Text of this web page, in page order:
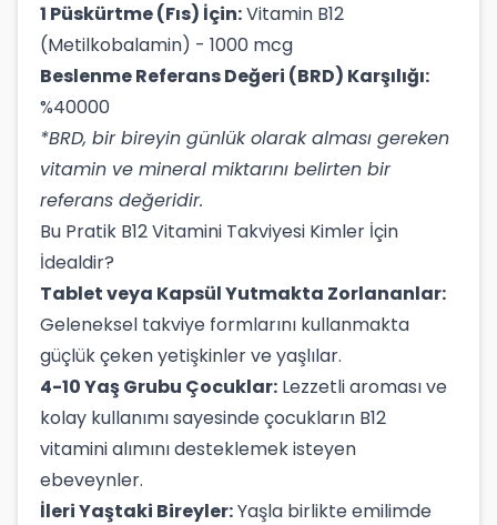
1 Püskürtme (Fıs) İçin:Vitamin B12
(Metilkobalamin) - 1000 mcg
Beslenme Referans Değeri (BRD) Karşılığı:
%40000
*BRD, bir bireyin günlük olarak alması gereken
vitamin ve mineral miktarını belirten bir
referans değeridir.
Bu Pratik B12 Vitamini Takviyesi Kimler İçin
İdealdir?
Tablet veya Kapsül Yutmakta Zorlananlar:
Geleneksel takviye formlarını kullanmakta
güçlük çeken yetişkinler ve yaşlılar.
4-10 Yaş Grubu Çocuklar: Lezzetli aroması ve
kolay kullanımı sayesinde çocukların B12
vitamini alımını desteklemek isteyen
ebeveynler.
İleri Yaştaki Bireyler:Yaşla birlikte emilimde